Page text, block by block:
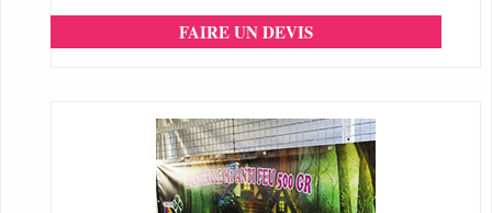
FAIRE UN DEVIS